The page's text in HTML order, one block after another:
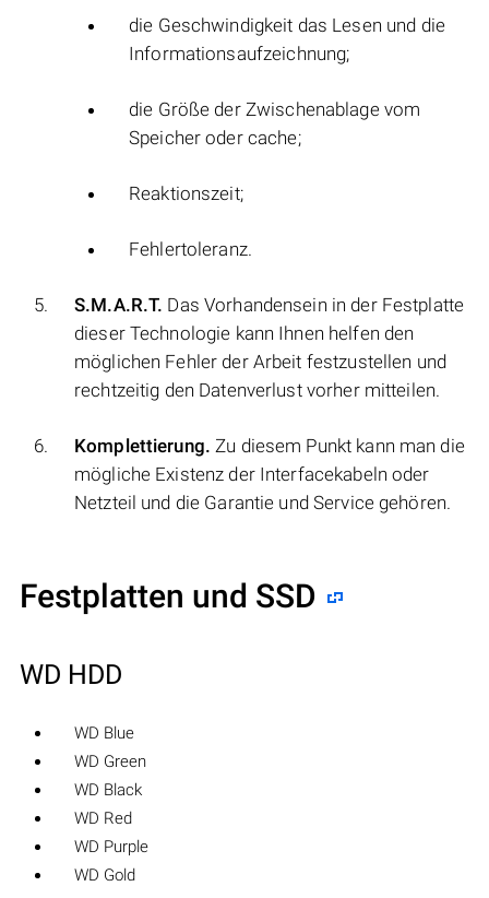
die Geschwindigkeit das Lesen und die
Informationsaufzeichnung;
die Größe der Zwischenablage vom
Speicher oder cache;
Reaktionszeit;
Fehlertoleranz.
S.M.A.R.T. Das Vorhandensein in der Festplatte
dieser Technologie kann Ihnen helfen den
möglichen Fehler der Arbeit festzustellen und
rechtzeitig den Datenverlust vorher mitteilen.
Komplettierung. Zu diesem Punkt kann man die
mögliche Existenz der Interfacekabeln oder
Netzteil und die Garantie und Service gehören.
Festplatten und SSD
WD HDD
WD Blue
WD Green
WD Black
WD Red
WD Purple
WD Gold